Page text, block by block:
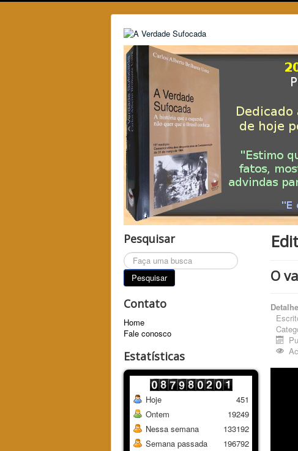
Pesquisar
Pesquisar...
Pesquisar
Contato
Home
Fale conosco
Estatísticas
Hoje
Ontem
Nessa semana
Semana passada
451
19249
133192
196792
O